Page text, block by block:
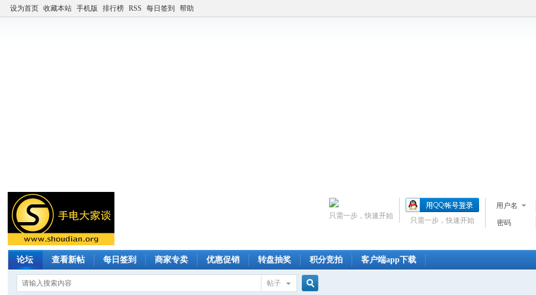
设为首页 收藏本站 手机版 排行榜 RSS 每日签到 帮助
用户名
密码
只需一步，快速开始
只需一步，快速开始
论坛 查看新帖 每日签到 商家专卖 优惠促销 转盘抽奖 积分竞拍 客户端app下载
帖子